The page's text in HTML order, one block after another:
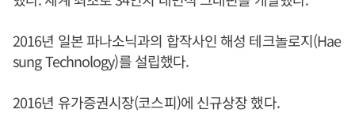
2016년 일본 파나소닉과의 합작사인 해성 테크놀로지(Hae
sung Technology)를 설립했다.
2016년 유가증권시장(코스피)에 신규상장 했다.